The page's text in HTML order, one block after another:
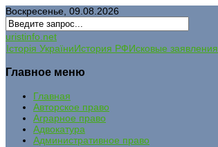
Воскресенье, 09.08.2026
uristinfo.net
Історія УкраїниИстория РФИсковые заявления
Главное меню
Главная
Авторское право
Аграрное право
Адвокатура
Административное право